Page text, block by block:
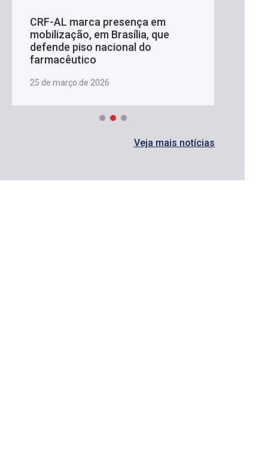
CRF-AL marca presença em
mobilização, em Brasília, que
defende piso nacional do
farmacêutico
25 de março de 2026
Veja mais notícias